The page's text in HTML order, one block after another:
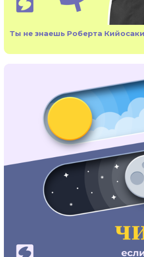
Ты не знаешь Роберта